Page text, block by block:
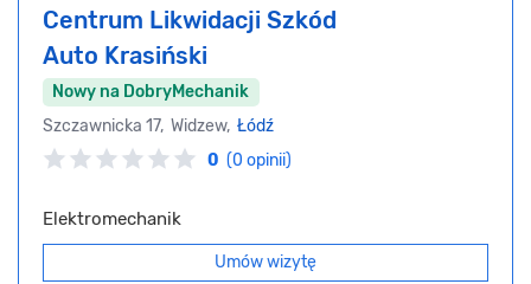
Centrum Likwidacji Szkód
Auto Krasiński
Nowy na DobryMechanik
Szczawnicka 17, Widzew, Łódź
0 (0 opinii)
Elektromechanik
Umów wizytę